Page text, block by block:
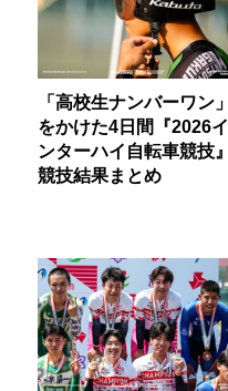
「高校生ナンバーワン」
をかけた4日間『2026イ
ンターハイ自転車競技』
競技結果まとめ